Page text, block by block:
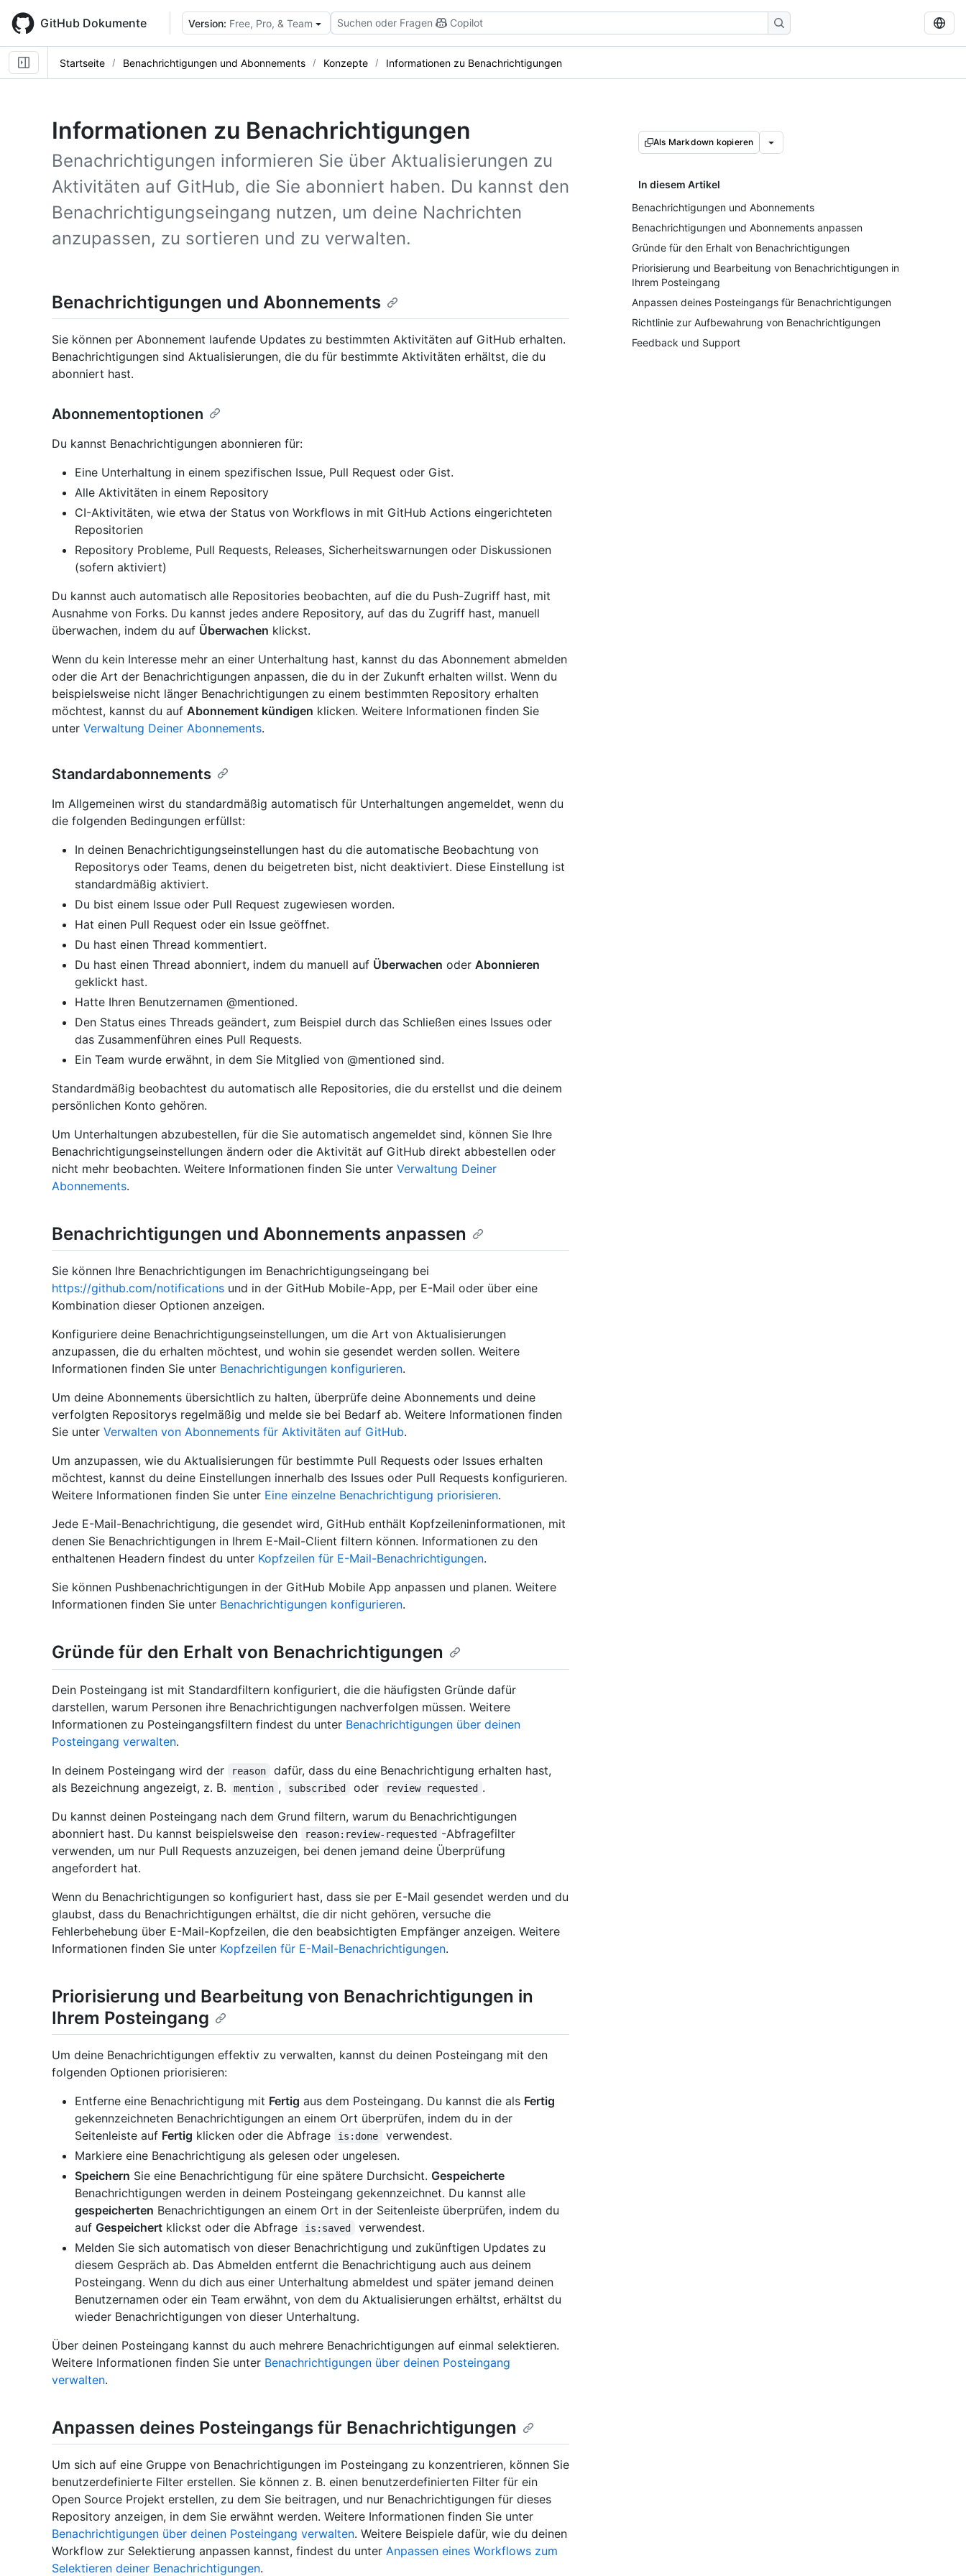
main
content
GitHub Dokumente Version: Free, Pro, & Team Suchen oder Fragen Copilot
Startseite Benachrichtigungen und Abonnements Konzepte Informationen zu Benachrichtigungen
Informationen zu Benachrichtigungen
Benachrichtigungen informieren Sie über Aktualisierungen zu
Aktivitäten auf GitHub, die Sie abonniert haben. Du kannst den
Benachrichtigungseingang nutzen, um deine Nachrichten
anzupassen, zu sortieren und zu verwalten.
Als Markdown kopieren
In diesem Artikel
Benachrichtigungen und Abonnements
Benachrichtigungen und Abonnements anpassen
Gründe für den Erhalt von Benachrichtigungen
Priorisierung und Bearbeitung von Benachrichtigungen in
Ihrem Posteingang
Anpassen deines Posteingangs für Benachrichtigungen
Richtlinie zur Aufbewahrung von Benachrichtigungen
Feedback und Support
Benachrichtigungen und Abonnements
Sie können per Abonnement laufende Updates zu bestimmten Aktivitäten auf GitHub erhalten.
Benachrichtigungen sind Aktualisierungen, die du für bestimmte Aktivitäten erhältst, die du
abonniert hast.
Abonnementoptionen
Du kannst Benachrichtigungen abonnieren für:
Eine Unterhaltung in einem spezifischen Issue, Pull Request oder Gist.
Alle Aktivitäten in einem Repository
CI-Aktivitäten, wie etwa der Status von Workflows in mit GitHub Actions eingerichteten
Repositorien
Repository Probleme, Pull Requests, Releases, Sicherheitswarnungen oder Diskussionen
(sofern aktiviert)
Du kannst auch automatisch alle Repositories beobachten, auf die du Push-Zugriff hast, mit
Ausnahme von Forks. Du kannst jedes andere Repository, auf das du Zugriff hast, manuell
überwachen, indem du auf Überwachen klickst.
Wenn du kein Interesse mehr an einer Unterhaltung hast, kannst du das Abonnement abmelden
oder die Art der Benachrichtigungen anpassen, die du in der Zukunft erhalten willst. Wenn du
beispielsweise nicht länger Benachrichtigungen zu einem bestimmten Repository erhalten
möchtest, kannst du auf Abonnement kündigen klicken. Weitere Informationen finden Sie
unter Verwaltung Deiner Abonnements.
Standardabonnements
Im Allgemeinen wirst du standardmäßig automatisch für Unterhaltungen angemeldet, wenn du
die folgenden Bedingungen erfüllst:
In deinen Benachrichtigungseinstellungen hast du die automatische Beobachtung von
Repositorys oder Teams, denen du beigetreten bist, nicht deaktiviert. Diese Einstellung ist
standardmäßig aktiviert.
Du bist einem Issue oder Pull Request zugewiesen worden.
Hat einen Pull Request oder ein Issue geöffnet.
Du hast einen Thread kommentiert.
Du hast einen Thread abonniert, indem du manuell auf Überwachen oder Abonnieren
geklickt hast.
Hatte Ihren Benutzernamen @mentioned.
Den Status eines Threads geändert, zum Beispiel durch das Schließen eines Issues oder
das Zusammenführen eines Pull Requests.
Ein Team wurde erwähnt, in dem Sie Mitglied von @mentioned sind.
Standardmäßig beobachtest du automatisch alle Repositories, die du erstellst und die deinem
persönlichen Konto gehören.
Um Unterhaltungen abzubestellen, für die Sie automatisch angemeldet sind, können Sie Ihre
Benachrichtigungseinstellungen ändern oder die Aktivität auf GitHub direkt abbestellen oder
nicht mehr beobachten. Weitere Informationen finden Sie unter Verwaltung Deiner
Abonnements.
Benachrichtigungen und Abonnements anpassen
Sie können Ihre Benachrichtigungen im Benachrichtigungseingang bei
https://github.com/notifications und in der GitHub Mobile-App, per E-Mail oder über eine
Kombination dieser Optionen anzeigen.
Konfiguriere deine Benachrichtigungseinstellungen, um die Art von Aktualisierungen
anzupassen, die du erhalten möchtest, und wohin sie gesendet werden sollen. Weitere
Informationen finden Sie unter Benachrichtigungen konfigurieren.
Um deine Abonnements übersichtlich zu halten, überprüfe deine Abonnements und deine
verfolgten Repositorys regelmäßig und melde sie bei Bedarf ab. Weitere Informationen finden
Sie unter Verwalten von Abonnements für Aktivitäten auf GitHub.
Um anzupassen, wie du Aktualisierungen für bestimmte Pull Requests oder Issues erhalten
möchtest, kannst du deine Einstellungen innerhalb des Issues oder Pull Requests konfigurieren.
Weitere Informationen finden Sie unter Eine einzelne Benachrichtigung priorisieren.
Jede E-Mail-Benachrichtigung, die gesendet wird, GitHub enthält Kopfzeileninformationen, mit
denen Sie Benachrichtigungen in Ihrem E-Mail-Client filtern können. Informationen zu den
enthaltenen Headern findest du unter Kopfzeilen für E-Mail-Benachrichtigungen.
Sie können Pushbenachrichtigungen in der GitHub Mobile App anpassen und planen. Weitere
Informationen finden Sie unter Benachrichtigungen konfigurieren.
Gründe für den Erhalt von Benachrichtigungen
Dein Posteingang ist mit Standardfiltern konfiguriert, die die häufigsten Gründe dafür
darstellen, warum Personen ihre Benachrichtigungen nachverfolgen müssen. Weitere
Informationen zu Posteingangsfiltern findest du unter Benachrichtigungen über deinen
Posteingang verwalten.
In deinem Posteingang wird der
reason
dafür, dass du eine Benachrichtigung erhalten hast,
als Bezeichnung angezeigt, z. B.
mention , subscribed oder review requested .
Du kannst deinen Posteingang nach dem Grund filtern, warum du Benachrichtigungen
abonniert hast. Du kannst beispielsweise den
reason:review-requested -Abfragefilter
verwenden, um nur Pull Requests anzuzeigen, bei denen jemand deine Überprüfung
angefordert hat.
Wenn du Benachrichtigungen so konfiguriert hast, dass sie per E-Mail gesendet werden und du
glaubst, dass du Benachrichtigungen erhältst, die dir nicht gehören, versuche die
Fehlerbehebung über E-Mail-Kopfzeilen, die den beabsichtigten Empfänger anzeigen. Weitere
Informationen finden Sie unter Kopfzeilen für E-Mail-Benachrichtigungen.
Priorisierung und Bearbeitung von Benachrichtigungen in
Ihrem Posteingang
Um deine Benachrichtigungen effektiv zu verwalten, kannst du deinen Posteingang mit den
folgenden Optionen priorisieren:
Entferne eine Benachrichtigung mit Fertig aus dem Posteingang. Du kannst die als Fertig
gekennzeichneten Benachrichtigungen an einem Ort überprüfen, indem du in der
Seitenleiste auf Fertig klicken oder die Abfrage is:done
verwendest.
Markiere eine Benachrichtigung als gelesen oder ungelesen.
Speichern Sie eine Benachrichtigung für eine spätere Durchsicht. Gespeicherte
Benachrichtigungen werden in deinem Posteingang gekennzeichnet. Du kannst alle
gespeicherten Benachrichtigungen an einem Ort in der Seitenleiste überprüfen, indem du
auf Gespeichert klickst oder die Abfrage is:saved
verwendest.
Melden Sie sich automatisch von dieser Benachrichtigung und zukünftigen Updates zu
diesem Gespräch ab. Das Abmelden entfernt die Benachrichtigung auch aus deinem
Posteingang. Wenn du dich aus einer Unterhaltung abmeldest und später jemand deinen
Benutzernamen oder ein Team erwähnt, von dem du Aktualisierungen erhältst, erhältst du
wieder Benachrichtigungen von dieser Unterhaltung.
Über deinen Posteingang kannst du auch mehrere Benachrichtigungen auf einmal selektieren.
Weitere Informationen finden Sie unter Benachrichtigungen über deinen Posteingang
verwalten.
Anpassen deines Posteingangs für Benachrichtigungen
Um sich auf eine Gruppe von Benachrichtigungen im Posteingang zu konzentrieren, können Sie
benutzerdefinierte Filter erstellen. Sie können z. B. einen benutzerdefinierten Filter für ein
Open Source Projekt erstellen, zu dem Sie beitragen, und nur Benachrichtigungen für dieses
Repository anzeigen, in dem Sie erwähnt werden. Weitere Informationen finden Sie unter
Benachrichtigungen über deinen Posteingang verwalten. Weitere Beispiele dafür, wie du deinen
Workflow zur Selektierung anpassen kannst, findest du unter Anpassen eines Workflows zum
Selektieren deiner Benachrichtigungen.